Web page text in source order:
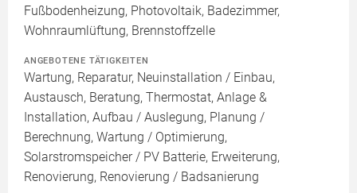
Fußbodenheizung, Photovoltaik, Badezimmer,
Wohnraumlüftung, Brennstoffzelle
ANGEBOTENE TÄTIGKEITEN
Wartung, Reparatur, Neuinstallation / Einbau,
Austausch, Beratung, Thermostat, Anlage &
Installation, Aufbau / Auslegung, Planung /
Berechnung, Wartung / Optimierung,
Solarstromspeicher / PV Batterie, Erweiterung,
Renovierung, Renovierung / Badsanierung